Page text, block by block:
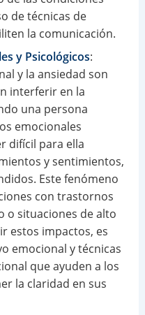
de técnicas de
la comunicación.
y Psicológicos:
y la ansiedad son
interferir en la
una persona
emocionales
difícil para ella
y sentimientos,
Este fenómeno
con trastornos
o situaciones de alto
estos impactos, es
emocional y técnicas
que ayuden a los
la claridad en sus